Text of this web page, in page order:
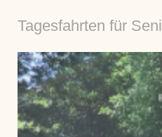
Tagesfahrten für